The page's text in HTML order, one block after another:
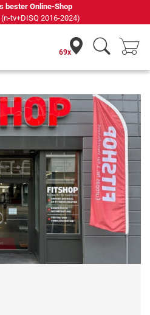
bester Online-Shop
tv+DISQ 2016-2024)
69x